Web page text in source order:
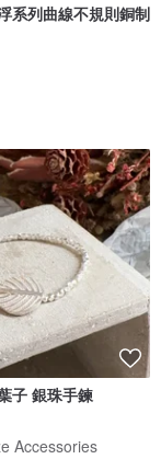
系列曲線不規則銅制
銀 S925 葉子 銀珠手鍊
Accessories